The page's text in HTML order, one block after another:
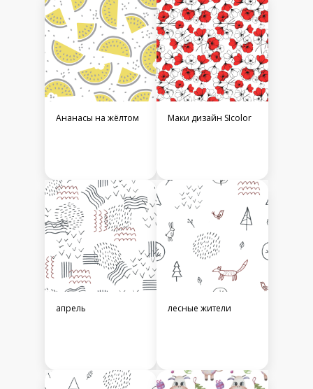
Ананасы на жёлтом Маки дизайн SIcolor
апрель лесные жители